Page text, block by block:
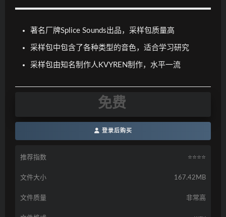
著名厂牌Splice Sounds出品，采样包质量高
采样包中包含了各种类型的音色，适合学习研究
采样包由知名制作人KVYREN制作，水平一流
免费
登录后购买
推荐指数 ⭐️⭐️⭐️⭐️
文件大小 167.42MB
文件质量 非常高